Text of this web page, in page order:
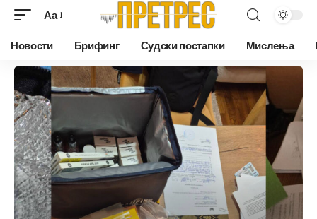
Аа
Новости Брифинг Судски постапки Мислења